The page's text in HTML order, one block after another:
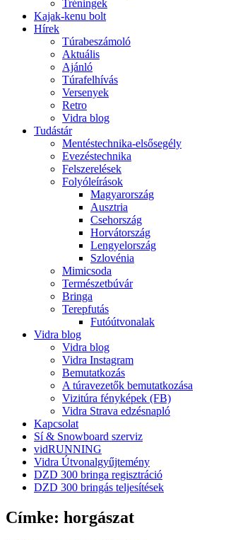
Tréningek
Kajak-kenu bolt
Hírek
Túrabeszámoló
Aktuális
Ajánló
Túrafelhívás
Versenyek
Retro
Vidra blog
Tudástár
Mentéstechnika-elsősegély
Evezéstechnika
Felszerelések
Folyóleírások
Magyarország
Ausztria
Csehország
Horvátország
Lengyelország
Szlovénia
Mimicsoda
Természetbúvár
Bringa
Terepfutás
Futóútvonalak
Vidra blog
Vidra blog
Vidra Instagram
Bemutatkozás
A túravezetők bemutatkozása
Vizitúra fényképek (FB)
Vidra Strava edzésnapló
Kapcsolat
Sí & Snowboard szerviz
vidRUNNING
Vidra Útvonalgyűjtemény
DZD 300 bringa regisztráció
DZD 300 bringás teljesítések
Címke: horgászat